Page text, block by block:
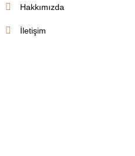
Hakkımızda
İletişim